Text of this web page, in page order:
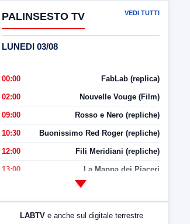
PALINSESTO TV VEDI TUTTI
LUNEDI 03/08
00:00 FabLab (replica)
02:00 Nouvelle Vouge (Film)
09:00 Rosso e Nero (repliche)
10:30 Buonissimo Red Roger (repliche)
12:00 Fili Meridiani (repliche)
13:00 La Mappa dei Piaceri
LABTV e anche sul digitale terrestre